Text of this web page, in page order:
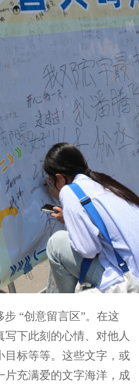
“创意留言区”。在这
写下此刻的心情、对他人
目标等等。这些文字，或
片充满爱的文字海洋，成